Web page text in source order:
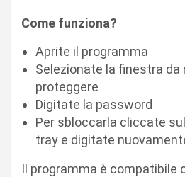
Come funziona?
Aprite il programma
Selezionate la finestra da
proteggere
Digitate la password
Per sbloccarla cliccate
tray e digitate
Il programma è compatibile